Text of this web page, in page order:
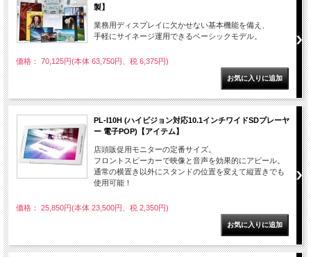
製】
業務用ディスプレイに欠かせない基本機能を備え、
手軽にサイネージ運用できるベーシックモデル。
価格： 70,125円(本体 63,750円、税 6,375円)
PL-I10H (ハイビジョン対応10.1インチワイドSDプレーヤ
ー 電子POP)【アイテム】
店頭販促用モニターの定番サイズ。
フロントスピーカーで映像と音声を効果的にアピール。
通常の横置き以外にスタンドの位置を変えて縦置きでも
使用可能！
価格： 25,850円(本体 23,500円、税 2,350円)